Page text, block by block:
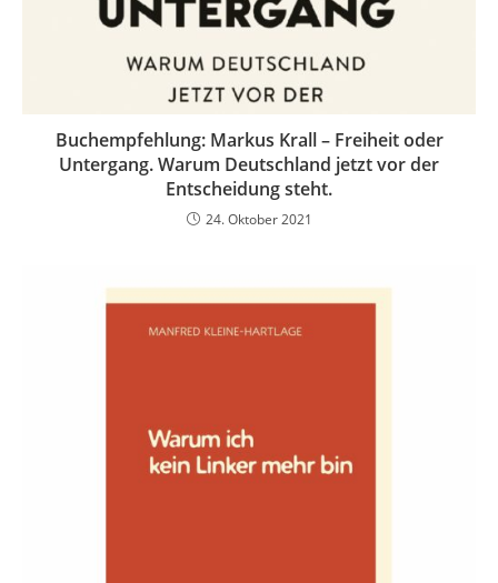
Buchempfehlung: Markus Krall – Freiheit oder
Untergang. Warum Deutschland jetzt vor der
Entscheidung steht.
24. Oktober 2021